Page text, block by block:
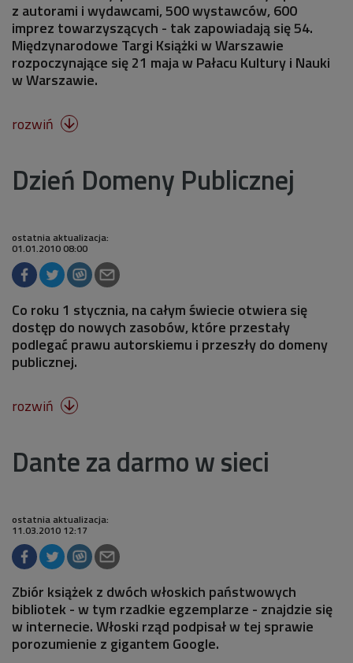
z autorami i wydawcami, 500 wystawców, 600
imprez towarzyszących - tak zapowiadają się 54.
Międzynarodowe Targi Książki w Warszawie
rozpoczynające się 21 maja w Pałacu Kultury i Nauki
w Warszawie.
rozwiń 
Dzień Domeny Publicznej
ostatnia aktualizacja:
01.01.2010 08:00
Co roku 1 stycznia, na całym świecie otwiera się
dostęp do nowych zasobów, które przestały
podlegać prawu autorskiemu i przeszły do domeny
publicznej.
rozwiń 
Dante za darmo w sieci
ostatnia aktualizacja:
11.03.2010 12:17
Zbiór książek z dwóch włoskich państwowych
bibliotek - w tym rzadkie egzemplarze - znajdzie się
w internecie. Włoski rząd podpisał w tej sprawie
porozumienie z gigantem Google.